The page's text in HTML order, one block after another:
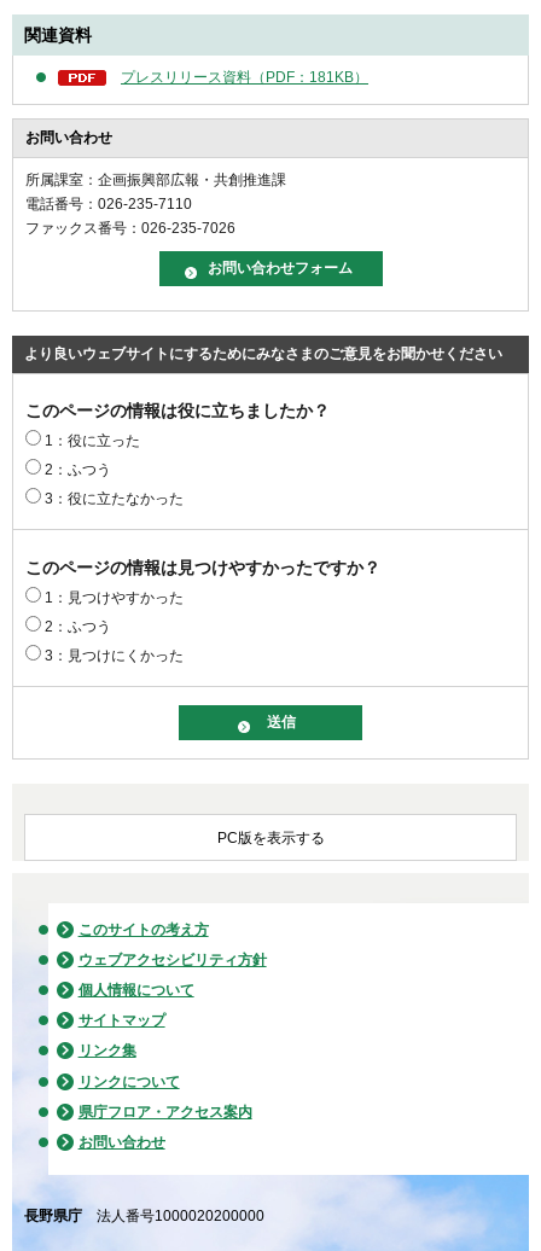
関連資料
プレスリリース資料（PDF：181KB）
お問い合わせ
所属課室：企画振興部広報・共創推進課
電話番号：026-235-7110
ファックス番号：026-235-7026
より良いウェブサイトにするためにみなさまのご意見をお聞かせください
このページの情報は役に立ちましたか？
1：役に立った
2：ふつう
3：役に立たなかった
このページの情報は見つけやすかったですか？
1：見つけやすかった
2：ふつう
3：見つけにくかった
PC版を表示する
このサイトの考え方
ウェブアクセシビリティ方針
個人情報について
サイトマップ
リンク集
リンクについて
県庁フロア・アクセス案内
お問い合わせ
長野県庁 法人番号1000020200000